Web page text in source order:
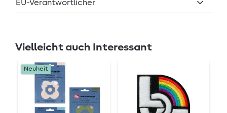
EU-Verantwortlicher
Vielleicht auch Interessant
Neuheit